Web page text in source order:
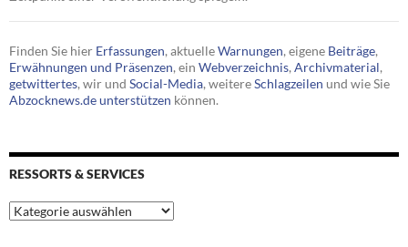
Finden Sie hier Erfassungen, aktuelleWarnungen, eigene Beiträge,
Erwähnungen und Präsenzen, ein Webverzeichnis, Archivmaterial,
getwittertes, wir und Social-Media, weitereSchlagzeilen und wie Sie
Abzocknews.de unterstützen können.
RESSORTS & SERVICES
Ressorts
&